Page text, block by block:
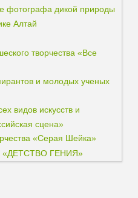
фотографа дикой природы
Алтай
творчества «Все
и молодых ученых
видов искусств и
сцена»
«Серая Шейка»
«ДЕТСТВО ГЕНИЯ»